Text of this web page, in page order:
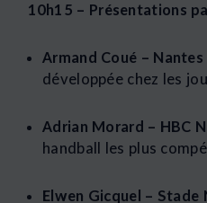
10h15 – Présentations
Armand Coué –
développée chez les
Adrian Morard – HBC
handball les plus
Elwen Gicquel – Stade